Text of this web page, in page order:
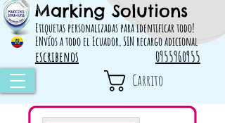
Marking Solutions
Etiquetas personalizadas para identificar todo!
ENvíos a todo el Ecuador, SIN recargo adicional
314828 498717
escribenos 0955960955
Carrito